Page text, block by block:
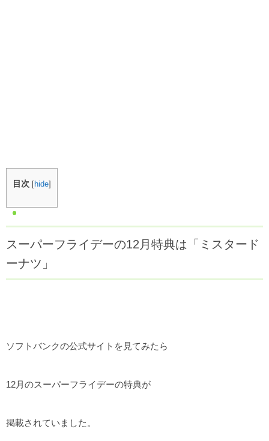
目次 [hide]
スーパーフライデーの12月特典は「ミスタード
ーナツ」
ソフトバンクの公式サイトを見てみたら
12月のスーパーフライデーの特典が
掲載されていました。